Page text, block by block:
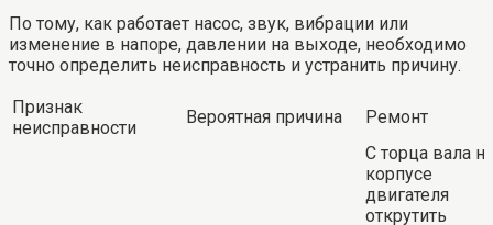
По тому, как работает насос, звук, вибрации или
изменение в напоре, давлении на выходе, необходимо
точно определить неисправность и устранить причину.
Признак
неисправности
Вероятная причина Ремонт
С торца вала на
корпусе
двигателя
открутить